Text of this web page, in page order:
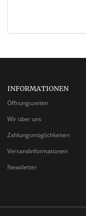
INFORMATIONEN
Öffnungszeiten
Wir über uns
Zahlungsmöglichkeiten
Versandinformationen
Newsletter